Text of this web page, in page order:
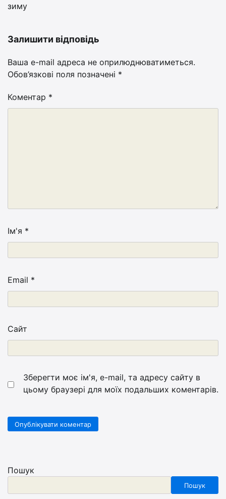
зиму
Залишити відповідь
Ваша e-mail адреса не оприлюднюватиметься.
Обов’язкові поля позначені *
Коментар *
Ім'я *
Email *
Сайт
Зберегти моє ім'я, e-mail, та адресу сайту в
цьому браузері для моїх подальших коментарів.
Пошук
Пошук